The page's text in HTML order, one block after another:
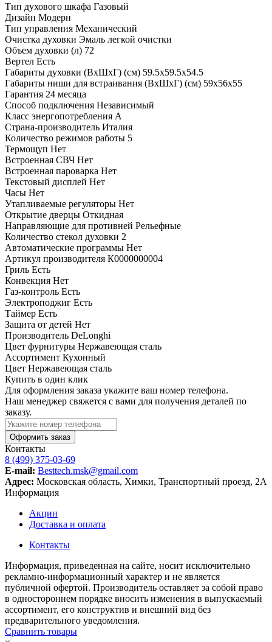
Тип духового шкафа Газовый
Дизайн Модерн
Тип управления Механический
Очистка духовки Эмаль легкой очистки
Объем духовки (л) 72
Вертел Есть
Габариты духовки (ВхШхГ) (см) 59.5х59.5х54.5
Габариты ниши для встраивания (ВхШхГ) (см) 59х56х55
Гарантия 24 месяца
Способ подключения Независимый
Класс энергопотребления A
Страна-производитель Италия
Количество режимов работы 5
Термощуп Нет
Встроенная СВЧ Нет
Встроенная пароварка Нет
Текстовый дисплей Нет
Часы Нет
Утапливаемые регуляторы Нет
Открытие дверцы Откидная
Направляющие для противней Рельефные
Количество стекол духовки 2
Автоматические программы Нет
Артикул производителя К0000000004
Гриль Есть
Конвекция Нет
Газ-контроль Есть
Электроподжиг Есть
Таймер Есть
Защита от детей Нет
Производитель DeLonghi
Цвет фурнитуры Нержавеющая сталь
Ассортимент Кухонный
Цвет Нержавеющая сталь
Купить в один клик
Для оформления заказа укажите ваш номер телефона.
Наш менеджер свяжется с вами для получения деталей по
заказу.
Оформить заказ
Контакты
8 (499) 375-03-69
E-mail: Besttech.msk@gmail.com
Адрес: Московская область, Химки, Транспортный проезд, 2А
Информация
Акции
Доставка и оплата
Контакты
Информация, приведенная на сайте, носит исключительно
рекламно-информационный характер и не является
публичной офертой. Производитель оставляет за собой право
в одностороннем порядке вносить изменения в выпускаемый
ассортимент, его конструктив и внешний вид без
предварительного уведомления.
Сравнить товары